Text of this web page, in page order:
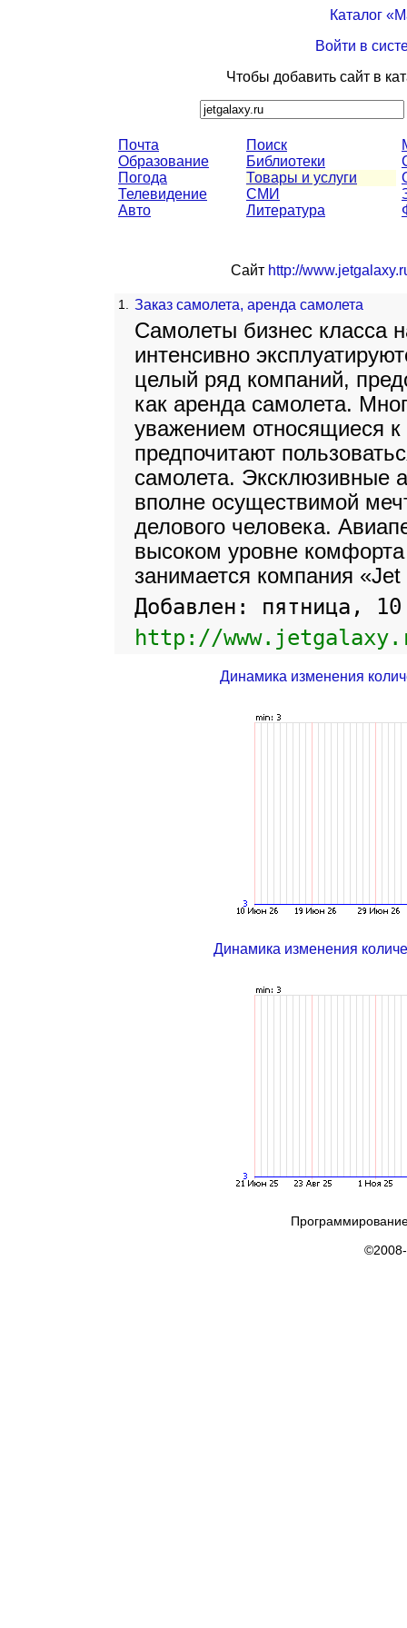
Каталог
Войти в
Чтобы добавить сайт в
Почта
Образование
Погода
Телевидение
Авто
Поиск
Библиотеки
Товары и услуги
СМИ
Литература
Сайт http://
1. Заказ самолета, аренда самолета
Самолеты бизнес класса
интенсивно
целый ряд компаний,
как аренда самолета.
уважением относящиеся
предпочитают
самолета. Эксклюзивные
вполне осуществимой
делового человека.
высоком уровне
занимается компания
Добавлен: пятница,
http://
Динамика изменения
Динамика изменения